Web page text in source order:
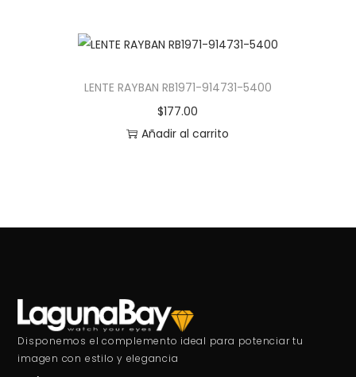
LENTE RAYBAN RB1971-914731-5400
$177.00
Añadir al carrito
Disponemos el complemento ideal para potenciar tu
imagen con estilo y elegancia